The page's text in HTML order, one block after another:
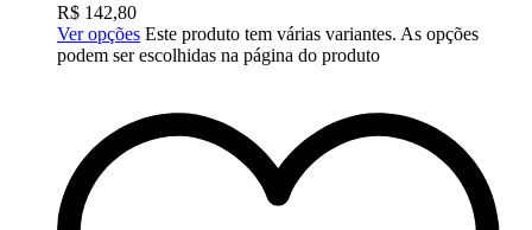
R$ 142,80
Ver opções Este produto tem várias variantes. As opções
podem ser escolhidas na página do produto